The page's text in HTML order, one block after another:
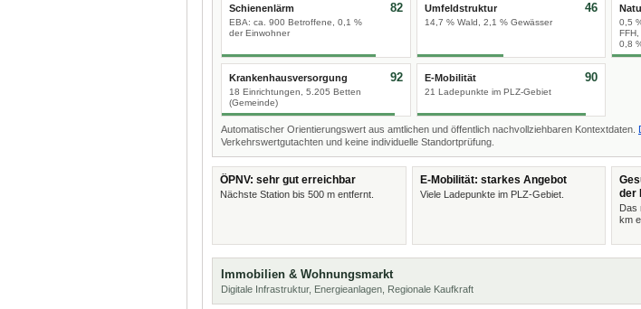
Schienenlärm
EBA: ca. 900 Betroffene, 0,1 %
der Einwohner
82 Umfeldstruktur
14,7 % Wald, 2,1 % Gewässer
46
0,5
0,8
Krankenhausversorgung
18 Einrichtungen, 5.205 Betten
(Gemeinde)
92 E-Mobilität
21 Ladepunkte im PLZ-Gebiet
90
Automatischer Orientierungswert aus amtlichen und öffentlich nachvollziehbaren Kontextdaten.
Verkehrswertgutachten und keine individuelle Standortprüfung.
ÖPNV: sehr gut erreichbar
Nächste Station bis 500 m entfernt.
E-Mobilität: starkes Angebot
Viele Ladepunkte im PLZ-Gebiet.
der
Das
km
Immobilien & Wohnungsmarkt
Digitale Infrastruktur, Energieanlagen, Regionale Kaufkraft